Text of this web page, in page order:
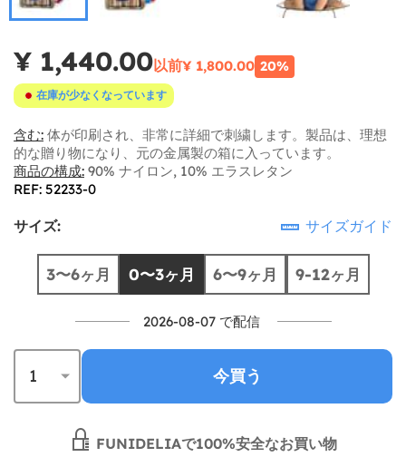
¥ 1,440.00以前¥ 1,800.00 20%
在庫が少なくなっています
含む: 体が印刷され、非常に詳細で刺繍します。製品は、理想
的な贈り物になり、元の金属製の箱に入っています。
商品の構成: 90% ナイロン, 10% エラスレタン
REF: 52233-0
サイズ: サイズガイド
3〜6ヶ月 0〜3ヶ月 6〜9ヶ月 9-12ヶ月
2026-08-07 で配信
今買う
FUNIDELIAで100%安全なお買い物